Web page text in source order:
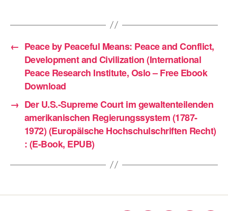
← Peace by Peaceful Means: Peace and Conflict,
Development and Civilization (International
Peace Research Institute, Oslo – Free Ebook
Download
→ Der U.S.-Supreme Court im gewaltenteilenden
amerikanischen Regierungssystem (1787-
1972) (Europäische Hochschulschriften Recht)
: (E-Book, EPUB)